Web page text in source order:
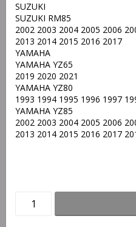
SUZUKI
SUZUKI RM85
2002 2003 2004 2005 2006
2013 2014 2015 2016 2017
YAMAHA
YAMAHA YZ65
2019 2020 2021
YAMAHA YZ80
1993 1994 1995 1996 1997
YAMAHA YZ85
2002 2003 2004 2005 2006
2013 2014 2015 2016 2017